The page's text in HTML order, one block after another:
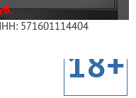
571601114404
18+